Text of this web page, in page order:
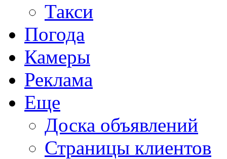
Такси
Погода
Камеры
Реклама
Еще
Доска объявлений
Страницы клиентов